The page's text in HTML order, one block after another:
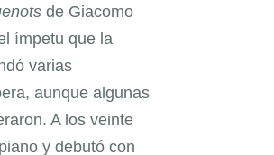
de Giacomo
ímpetu que la
varias
aunque algunas
A los veinte
y debutó con